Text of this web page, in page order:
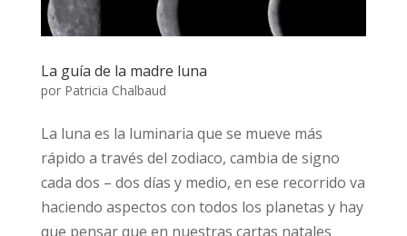
La guía de la madre luna
por Patricia Chalbaud
La luna es la luminaria que se mueve más
rápido a través del zodiaco, cambia de signo
cada dos – dos días y medio, en ese recorrido va
haciendo aspectos con todos los planetas y hay
que pensar que en nuestras cartas natales